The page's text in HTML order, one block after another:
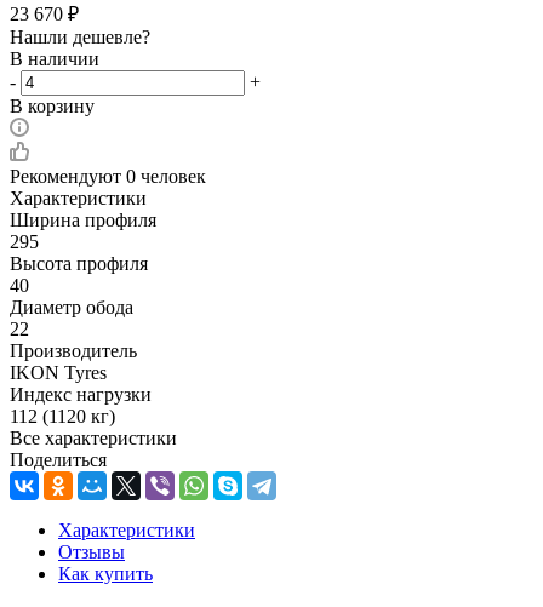
23 670 ₽
Нашли дешевле?
В наличии
-
+
В корзину
Рекомендуют 0 человек
Характеристики
Ширина профиля
295
Высота профиля
40
Диаметр обода
22
Производитель
IKON Tyres
Индекс нагрузки
112 (1120 кг)
Все характеристики
Поделиться
Характеристики
Отзывы
Как купить